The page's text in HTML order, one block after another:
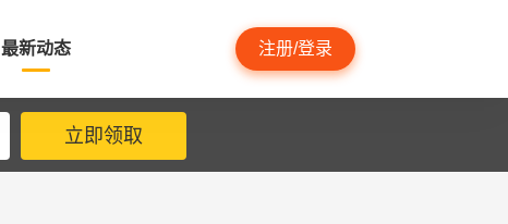
最新动态 注册/登录
立即领取